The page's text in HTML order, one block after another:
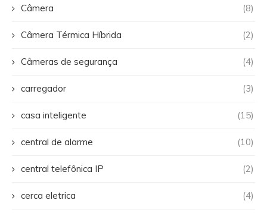
Câmera (8)
Câmera Térmica Híbrida (2)
Câmeras de segurança (4)
carregador (3)
casa inteligente (15)
central de alarme (10)
central telefônica IP (2)
cerca eletrica (4)